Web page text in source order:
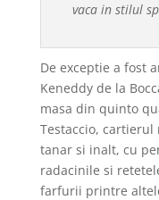
vaca in stilul
De exceptie a fost
Keneddy de la
masa din quinto
Testaccio, cartierul
tanar si inalt, cu
radacinile si
farfurii printre